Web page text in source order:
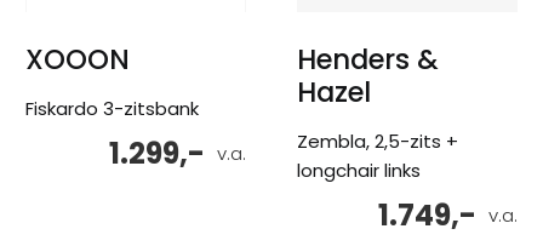
XOOON
Fiskardo 3-zitsbank
v.a.
1.299,-
Henders &
Hazel
Zembla, 2,5-zits +
longchair links
v.a.
1.749,-